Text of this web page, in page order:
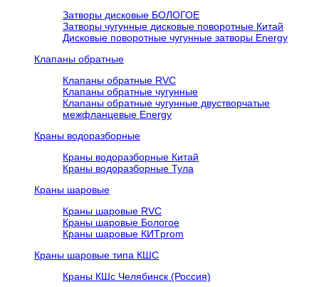
Затворы дисковые БОЛОГОЕ
Затворы чугунные дисковые поворотные Китай
Дисковые поворотные чугунные затворы Energy
Клапаны обратные
Клапаны обратные RVC
Клапаны обратные чугунные
Клапаны обратные чугунные двустворчатые
межфланцевые Energy
Краны водоразборные
Краны водоразборные Китай
Краны водоразборные Тула
Краны шаровые
Краны шаровые RVC
Краны шаровые Бологое
Краны шаровые КИТprom
Краны шаровые типа КШС
Краны КШс Челябинск (Россия)